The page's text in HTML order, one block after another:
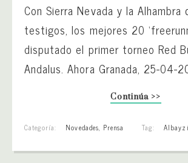
Con Sierra Nevada y la Alhambra
testigos, los mejores 20
disputado el primer torneo Red
Andalus. Ahora Granada, 25-04-
Continúa >>
Categoría: Novedades, Prensa Tag: